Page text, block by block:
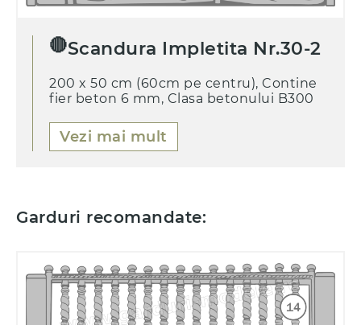
🔴Scandura Impletita Nr.30-2
200 x 50 cm (60cm pe centru), Contine
fier beton 6 mm, Clasa betonului B300
Vezi mai mult
Garduri recomandate: